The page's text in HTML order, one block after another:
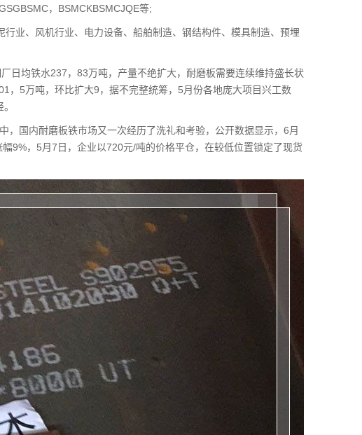
，BSMCKBSMCJQE等;
、风机行业、电力设备、船舶制造、钢结构件、模具制造、预埋
日均铁水237，83万吨，产量不绝扩大，耐磨板需要连续维持盛长状
，5万吨，环比扩大9，据不完整统筹，5月份各地庞大项目兴工数
，国内耐磨板铁市场又一次经历了洗礼和考验，公开数据显示，6月
9%，5月7日，企业以720元/吨的价格平仓，在较低位置锁定了现货